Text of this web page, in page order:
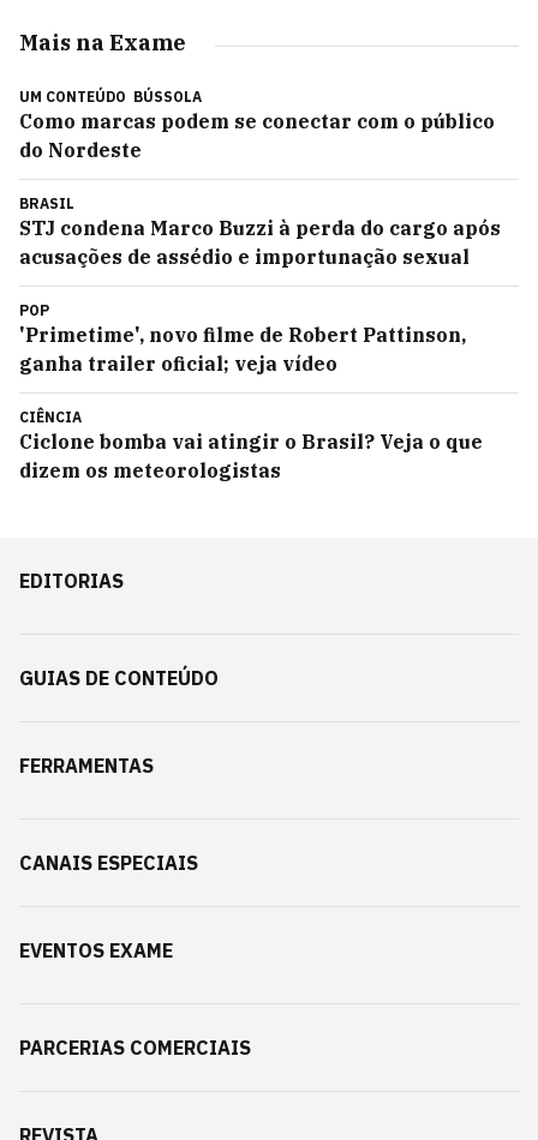
Mais na Exame
UM CONTEÚDO BÚSSOLA
Como marcas podem se conectar com o público
do Nordeste
BRASIL
STJ condena Marco Buzzi à perda do cargo após
acusações de assédio e importunação sexual
POP
'Primetime', novo filme de Robert Pattinson,
ganha trailer oficial; veja vídeo
CIÊNCIA
Ciclone bomba vai atingir o Brasil? Veja o que
dizem os meteorologistas
EDITORIAS
GUIAS DE CONTEÚDO
FERRAMENTAS
CANAIS ESPECIAIS
EVENTOS EXAME
PARCERIAS COMERCIAIS
REVISTA